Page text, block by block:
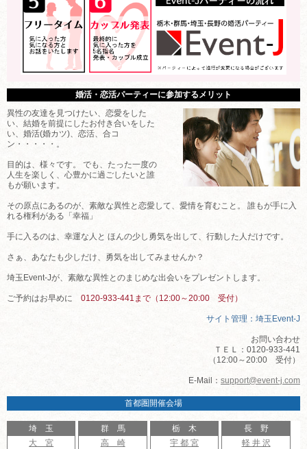
婚活・恋活パーティーに参加するメリット
異性の友達を見つけたい、恋愛をした
い、結婚を前提にしたお付き合いをした
い、婚活(婚カツ)、恋活、合コ
ン・・・・・。
目的は、様々です。 でも、たった一度の
人生を楽しく、心豊かに過ごしたいと誰
もが願います。
その原点にあるのが、素敵な異性と恋愛して、愛情を育むこと。 誰もが手に入
れる権利がある「幸福」
手に入るのは、幸運な人と ほんの少し勇気を出して、行動した人だけです。
さぁ、あなたも少しだけ、勇気を出してみませんか？
埼玉Event-Jが、素敵な異性とのまじめな出会いをプレゼントします。
ご予約はお早めに 0120-933-441まで（12:00～20:00 受付）
サイト管理：埼玉Event-J
お問い合わせ
ＴＥＬ：0120-933-441
（12:00～20:00 受付）
E-Mail： support@event-j.com
首都圏開催会場
埼 玉
大 宮
群 馬
高 崎
栃 木
宇 都 宮
長 野
軽 井 沢